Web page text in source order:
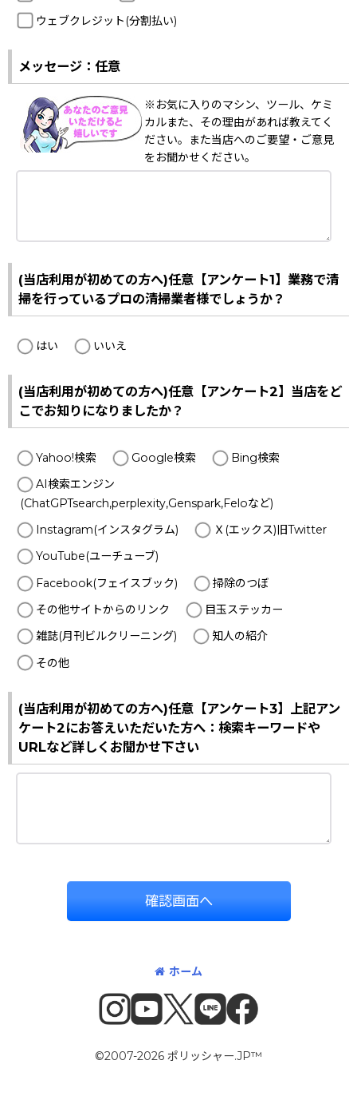
ウェブクレジット(分割払い)
メッセージ：任意
※お気に入りのマシン、ツール、ケミ
カルまた、その理由があれば教えてく
ださい。また当店へのご要望・ご意見
をお聞かせください。
(当店利用が初めての方へ)任意【アンケート1】業務で清
掃を行っているプロの清掃業者様でしょうか？
はい いいえ
(当店利用が初めての方へ)任意【アンケート2】当店をど
こでお知りになりましたか？
Yahoo!検索 Google検索
Bing検索
AI検索エンジン
(ChatGPTsearch,perplexity,Genspark,Feloなど)
Instagram(インスタグラム)
Ｘ(エックス)旧Twitter
YouTube(ユーチューブ)
Facebook(フェイスブック)
掃除のつぼ
その他サイトからのリンク
目玉ステッカー
雑誌(月刊ビルクリーニング)
知人の紹介
その他
(当店利用が初めての方へ)任意【アンケート3】上記アン
ケート2にお答えいただいた方へ：検索キーワードや
URLなど詳しくお聞かせ下さい
確認画面へ
ホーム
©2007-2026 ポリッシャー.JP™